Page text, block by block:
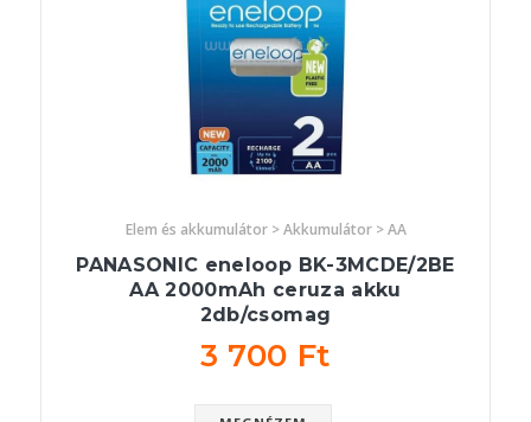
Elem és akkumulátor > Akkumulátor > AA
PANASONIC eneloop BK-3MCDE/2BE
AA 2000mAh ceruza akku
2db/csomag
3 700 Ft